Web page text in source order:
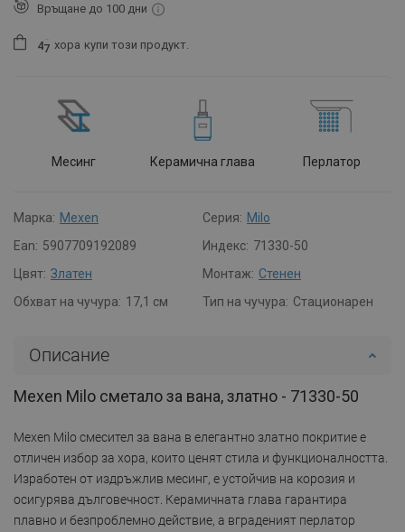
Връщане до 100 дни
47 хора купи този продукт.
Месинг Керамична глава Перлатор
Марка: Mexen Серия: Milo
Ean: 5907709192089 Индекс: 71330-50
Цвят: Златен Монтаж: Стенен
Обхват на чучура: 17,1 см Тип на чучура: Стационарен
Описание
Mexen Milo сметало за вана, златно - 71330-50
Mexen Milo смесител за вана в елегантно златно покритие е
отличен избор за хора, които ценят стила и функционалността.
Изработен от издръжлив месинг, е устойчив на корозия и
осигурява дълговечност. Керамичната глава гарантира
плавно и безпроблемно действие, а вграденият перлатор